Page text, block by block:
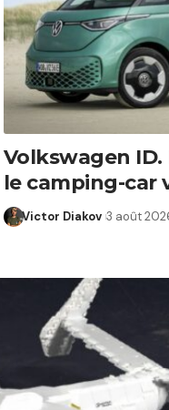
Volkswagen ID.
le camping-car
Victor Diakov 3 août